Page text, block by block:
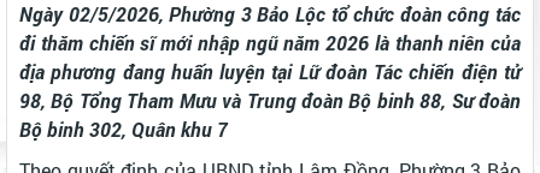
Ngày 02/5/2026, Phường 3 Bảo Lộc tổ chức đoàn công tác
đi thăm chiến sĩ mới nhập ngũ năm 2026 là thanh niên của
địa phương đang huấn luyện tại Lữ đoàn Tác chiến điện tử
98, Bộ Tổng Tham Mưu và Trung đoàn Bộ binh 88, Sư đoàn
Bộ binh 302, Quân khu 7